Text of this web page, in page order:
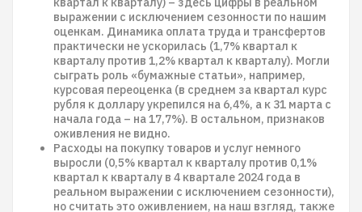
выражении с исключением сезонности по нашим
оценкам. Динамика оплата труда и трансфертов
практически не ускорилась (1,7% квартал к
кварталу против 1,2% квартал к кварталу). Могли
сыграть роль «бумажные статьи», например,
курсовая переоценка (в среднем за квартал курс
рубля к доллару укрепился на 6,4%, а к 31 марта с
начала года – на 17,7%). В остальном, признаков
оживления не видно.
Расходы на покупку товаров и услуг немного
выросли (0,5% квартал к кварталу против 0,1%
квартал к кварталу в 4 квартале 2024 года в
реальном выражении с исключением сезонности),
но считать это оживлением, на наш взгляд, также